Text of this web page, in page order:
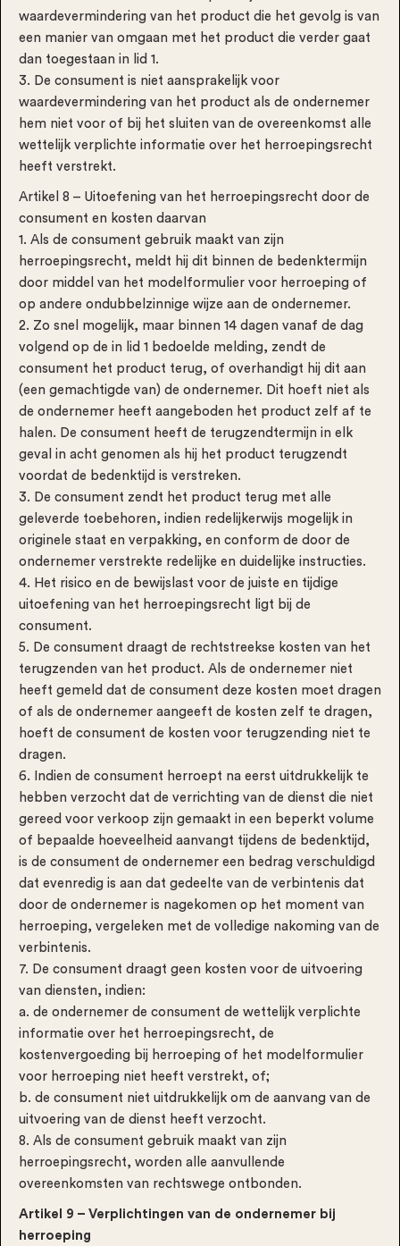
waardevermindering van het product die het gevolg is van
een manier van omgaan met het product die verder gaat
dan toegestaan in lid 1.
3. De consument is niet aansprakelijk voor
waardevermindering van het product als de ondernemer
hem niet voor of bij het sluiten van de overeenkomst alle
wettelijk verplichte informatie over het herroepingsrecht
heeft verstrekt.
Artikel 8 – Uitoefening van het herroepingsrecht door de
consument en kosten daarvan
1. Als de consument gebruik maakt van zijn
herroepingsrecht, meldt hij dit binnen de bedenktermijn
door middel van het modelformulier voor herroeping of
op andere ondubbelzinnige wijze aan de ondernemer.
2. Zo snel mogelijk, maar binnen 14 dagen vanaf de dag
volgend op de in lid 1 bedoelde melding, zendt de
consument het product terug, of overhandigt hij dit aan
(een gemachtigde van) de ondernemer. Dit hoeft niet als
de ondernemer heeft aangeboden het product zelf af te
halen. De consument heeft de terugzendtermijn in elk
geval in acht genomen als hij het product terugzendt
voordat de bedenktijd is verstreken.
3. De consument zendt het product terug met alle
geleverde toebehoren, indien redelijkerwijs mogelijk in
originele staat en verpakking, en conform de door de
ondernemer verstrekte redelijke en duidelijke instructies.
4. Het risico en de bewijslast voor de juiste en tijdige
uitoefening van het herroepingsrecht ligt bij de
consument.
5. De consument draagt de rechtstreekse kosten van het
terugzenden van het product. Als de ondernemer niet
heeft gemeld dat de consument deze kosten moet dragen
of als de ondernemer aangeeft de kosten zelf te dragen,
hoeft de consument de kosten voor terugzending niet te
dragen.
6. Indien de consument herroept na eerst uitdrukkelijk te
hebben verzocht dat de verrichting van de dienst die niet
gereed voor verkoop zijn gemaakt in een beperkt volume
of bepaalde hoeveelheid aanvangt tijdens de bedenktijd,
is de consument de ondernemer een bedrag verschuldigd
dat evenredig is aan dat gedeelte van de verbintenis dat
door de ondernemer is nagekomen op het moment van
herroeping, vergeleken met de volledige nakoming van de
verbintenis.
7. De consument draagt geen kosten voor de uitvoering
van diensten, indien:
a. de ondernemer de consument de wettelijk verplichte
informatie over het herroepingsrecht, de
kostenvergoeding bij herroeping of het modelformulier
voor herroeping niet heeft verstrekt, of;
b. de consument niet uitdrukkelijk om de aanvang van de
uitvoering van de dienst heeft verzocht.
8. Als de consument gebruik maakt van zijn
herroepingsrecht, worden alle aanvullende
overeenkomsten van rechtswege ontbonden.
Artikel 9 – Verplichtingen van de ondernemer bij
herroeping